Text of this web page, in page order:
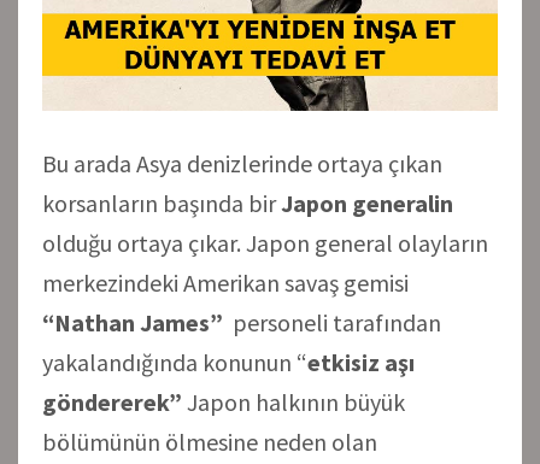
Bu arada Asya denizlerinde ortaya çıkan
korsanların başında birJapon generalin
olduğu ortaya çıkar. Japon general olayların
merkezindeki Amerikan savaş gemisi
“Nathan James” personeli tarafından
yakalandığında konunun “etkisiz aşı
göndererek” Japon halkının büyük
bölümünün ölmesine neden olan